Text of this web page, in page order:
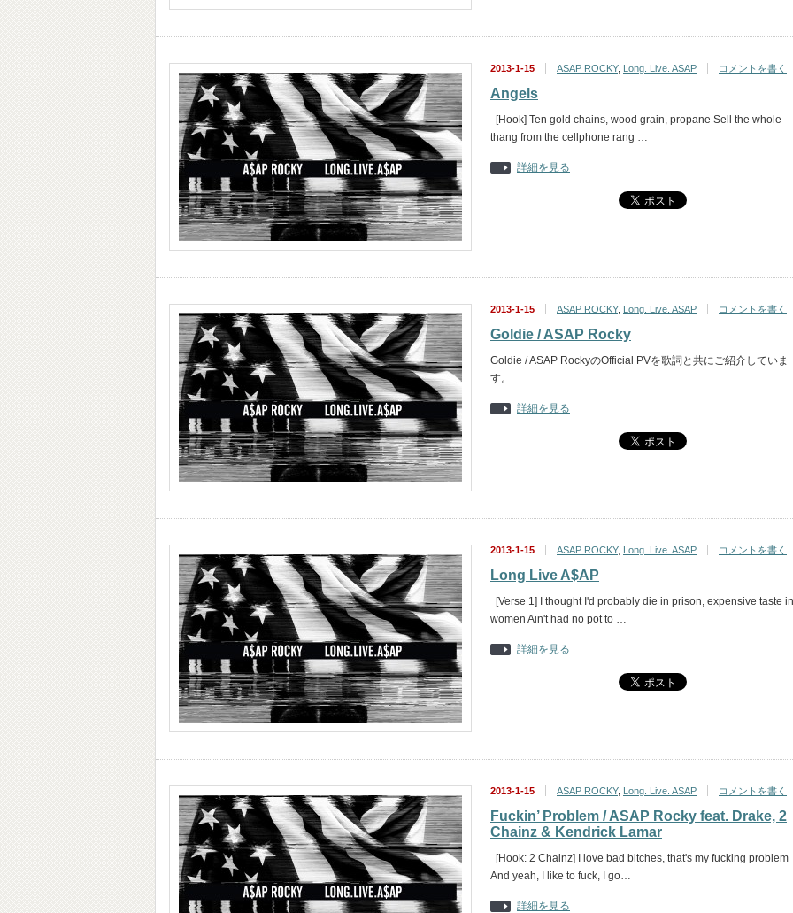
2013-1-15 ASAP ROCKY, Long. Live. ASAP コメントを書く
Angels
[Hook] Ten gold chains, wood grain, propane Sell the whole
thang from the cellphone rang …
詳細を見る
2013-1-15 ASAP ROCKY, Long. Live. ASAP コメントを書く
Goldie / ASAP Rocky
Goldie / ASAP RockyのOfficial PVを歌詞と共にご紹介していま
す。
詳細を見る
2013-1-15 ASAP ROCKY, Long. Live. ASAP コメントを書く
Long Live A$AP
[Verse 1] I thought I'd probably die in prison, expensive taste in
women Ain't had no pot to …
詳細を見る
2013-1-15 ASAP ROCKY, Long. Live. ASAP コメントを書く
Fuckin’ Problem / ASAP Rocky feat. Drake, 2
Chainz & Kendrick Lamar
[Hook: 2 Chainz] I love bad bitches, that's my fucking problem
And yeah, I like to fuck, I go…
詳細を見る